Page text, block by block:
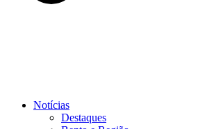
Notícias
Destaques